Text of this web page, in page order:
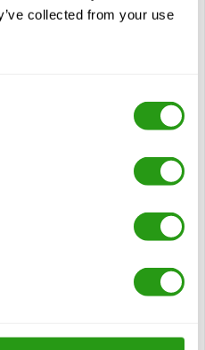
collected from your use
am Arbeitsplatz
Substanzmissbrauch